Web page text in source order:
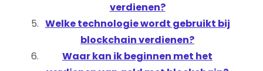
verdienen?
Welke technologie wordt gebruikt bij
blockchain verdienen?
Waar kan ik beginnen met het